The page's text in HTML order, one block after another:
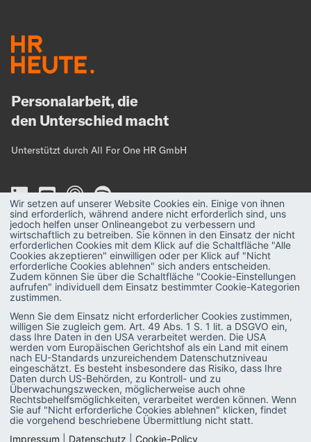
Wir setzen auf unserer Website Cookies ein. Einige von ihnen
sind erforderlich, während andere nicht erforderlich sind, uns
jedoch helfen unser Onlineangebot zu verbessern und
wirtschaftlich zu betreiben. Sie können in den Einsatz der nicht
erforderlichen Cookies mit dem Klick auf die Schaltfläche "Alle
Cookies akzeptieren" einwilligen oder per Klick auf "Nicht
erforderliche Cookies ablehnen" sich anders entscheiden.
Zudem können Sie über die Schaltfläche "Cookie-Einstellungen
aufrufen" individuell dem Einsatz bestimmter Cookie-Kategorien
zustimmen.
Wenn Sie dem Einsatz nicht erforderlicher Cookies zustimmen,
willigen Sie zugleich gem. Art. 49 Abs. 1 S. 1 lit. a DSGVO ein,
dass Ihre Daten in den USA verarbeitet werden. Die USA
werden vom Europäischen Gerichtshof als ein Land mit einem
nach EU-Standards unzureichendem Datenschutzniveau
eingeschätzt. Es besteht insbesondere das Risiko, dass Ihre
Daten durch US-Behörden, zu Kontroll- und zu
Überwachungszwecken, möglicherweise auch ohne
Rechtsbehelfsmöglichkeiten, verarbeitet werden können. Wenn
Sie auf "Nicht erforderliche Cookies ablehnen" klicken, findet
die vorgehend beschriebene Übermittlung nicht statt.
Impressum
Datenschutz Cookie-Policy
Personalarbeit, die
den Unterschied macht
Unterstützt durch All For One HR GmbH
MAGAZIN
PODCAST
GLOSSAR
E-BOOKS
VIDEOS
Strategie
Recruiting
Administration
SAP-Praxis
SAP SuccessFactors
HR Software
Personalentwicklung